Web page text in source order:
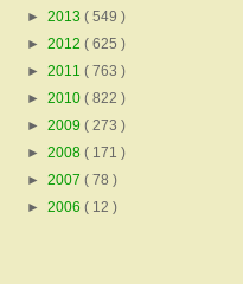
► 2013 ( 549 )
► 2012 ( 625 )
► 2011 ( 763 )
► 2010 ( 822 )
► 2009 ( 273 )
► 2008 ( 171 )
► 2007 ( 78 )
► 2006 ( 12 )